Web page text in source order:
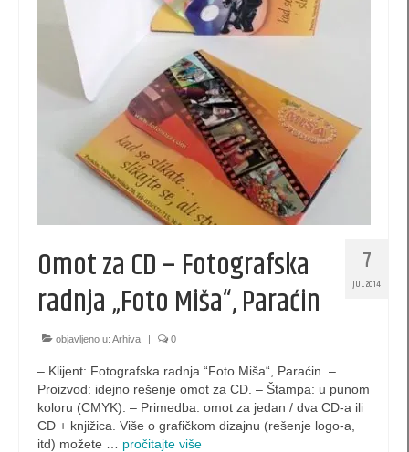
pillow-box (M1) za nakit
pillow-box (M2) za nakit
pillow-box (M3) za nakit
pillow-box (M4) za nakit
pillow box (L1) za nakit
pillow-box (L2) za nakit
pillow-box (L4) za nakit
belgijske kutijice za nakit
Bombonjera kutije
specijalna ambalaža
7
JUL 2014
Omot za CD – Fotografska
radnja „Foto Miša“, Paraćin
objavljeno u: Arhiva | 0
– Klijent: Fotografska radnja “Foto Miša“, Paraćin. –
Proizvod: idejno rešenje omot za CD. – Štampa: u punom
koloru (CMYK). – Primedba: omot za jedan / dva CD-a ili
CD + knjižica. Više o grafičkom dizajnu (rešenje logo-a,
itd) možete … pročitajte više